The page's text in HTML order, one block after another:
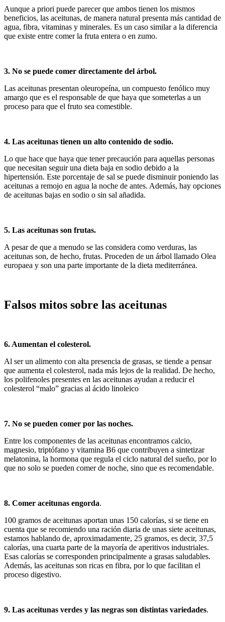
Aunque a priori puede parecer que ambos tienen los mismos
beneficios, las aceitunas, de manera natural presenta más cantidad de
agua, fibra, vitaminas y minerales. Es un caso similar a la diferencia
que existe entre comer la fruta entera o en zumo.
3. No se puede comer directamente del árbol.
Las aceitunas presentan oleuropeína, un compuesto fenólico muy
amargo que es el responsable de que haya que someterlas a un
proceso para que el fruto sea comestible.
4. Las aceitunas tienen un alto contenido de sodio.
Lo que hace que haya que tener precaución para aquellas personas
que necesitan seguir una dieta baja en sodio debido a la
hipertensión. Este porcentaje de sal se puede disminuir poniendo las
aceitunas a remojo en agua la noche de antes. Además, hay opciones
de aceitunas bajas en sodio o sin sal añadida.
5. Las aceitunas son frutas.
A pesar de que a menudo se las considera como verduras, las
aceitunas son, de hecho, frutas. Proceden de un árbol llamado Olea
europaea y son una parte importante de la dieta mediterránea.
Falsos mitos sobre las aceitunas
6. Aumentan el colesterol.
Al ser un alimento con alta presencia de grasas, se tiende a pensar
que aumenta el colesterol, nada más lejos de la realidad. De hecho,
los polifenoles presentes en las aceitunas ayudan a reducir el
colesterol “malo” gracias al ácido linoleico
7. No se pueden comer por las noches.
Entre los componentes de las aceitunas encontramos calcio,
magnesio, triptófano y vitamina B6 que contribuyen a sintetizar
melatonina, la hormona que regula el ciclo natural del sueño, por lo
que no solo se pueden comer de noche, sino que es recomendable.
8. Comer aceitunas engorda.
100 gramos de aceitunas aportan unas 150 calorías, si se tiene en
cuenta que se recomiendo una ración diaria de unas siete aceitunas,
estamos hablando de, aproximadamente, 25 gramos, es decir, 37,5
calorías, una cuarta parte de la mayoría de aperitivos industriales.
Esas calorías se corresponden principalmente a grasas saludables.
Además, las aceitunas son ricas en fibra, por lo que facilitan el
proceso digestivo.
9. Las aceitunas verdes y las negras son distintas variedades.